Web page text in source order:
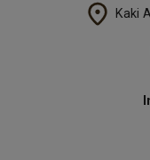
Kaki